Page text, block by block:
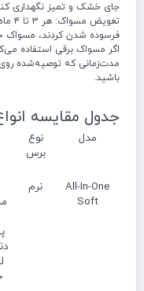
جای خشک و تمیز نگهداری
فرسوده شدن کردند، مسواک
اگر مسواک برقی استفاده
مدت‌زمانی که توصیه‌شده روی
باشید.
جدول مقایسه
مدل
نوع
برس
All-In-One
Soft
نرم